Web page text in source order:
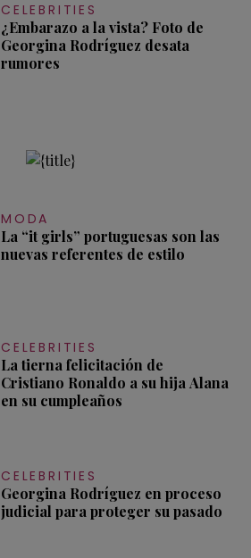
CELEBRITIES
¿Embarazo a la vista? Foto de
Georgina Rodríguez desata
rumores
MODA
La “it girls” portuguesas son las
nuevas referentes de estilo
CELEBRITIES
La tierna felicitación de
Cristiano Ronaldo a su hija Alana
en su cumpleaños
CELEBRITIES
Georgina Rodríguez en proceso
judicial para proteger su pasado